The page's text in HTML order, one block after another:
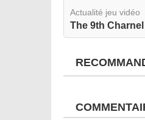
Actualité jeu vidéo